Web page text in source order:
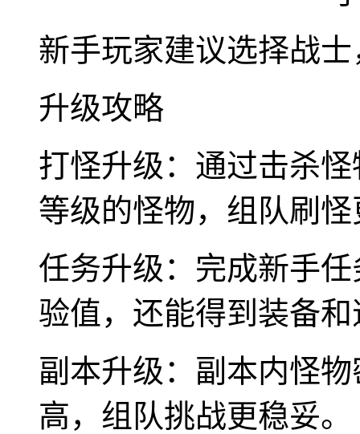
新手玩家建议选择战
升级攻略
打怪升级：通过击杀
等级的怪物，组队刷
任务升级：完成新手
验值，还能得到装备
副本升级：副本内怪
高，组队挑战更稳妥。